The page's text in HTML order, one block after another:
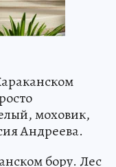
моховик,
Андреева.
бору. Лес